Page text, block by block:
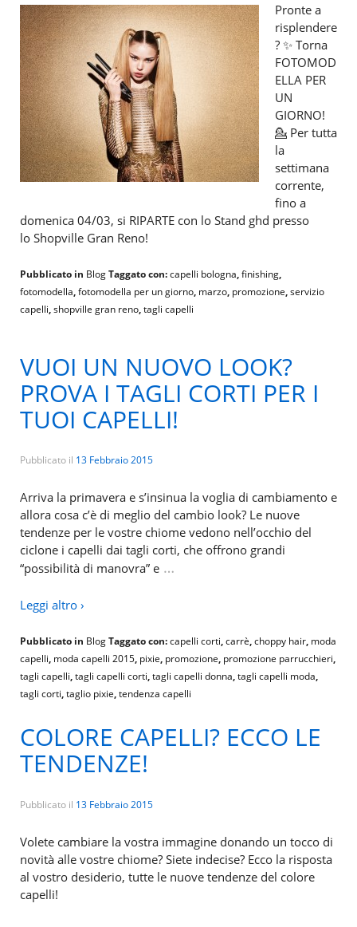
Pronte a
risplendere
? ✨ Torna
FOTOMOD
ELLA PER
UN
GIORNO!
💁 Per tutta
la
settimana
corrente,
fino a
domenica 04/03, si RIPARTE con lo Stand ghd presso
lo Shopville Gran Reno!
Pubblicato in BlogTaggato con:capelli bologna,finishing,
fotomodella,fotomodella per un giorno, marzo, promozione,servizio
capelli,shopville gran reno,tagli capelli
VUOI UN NUOVO LOOK?
PROVA I TAGLI CORTI PER I
TUOI CAPELLI!
Pubblicato il 13 Febbraio 2015
Arriva la primavera e s’insinua la voglia di cambiamento e
allora cosa c’è di meglio del cambio look? Le nuove
tendenze per le vostre chiome vedono nell’occhio del
ciclone i capelli dai tagli corti, che offrono grandi
“possibilità di manovra” e …
Leggi altro ›
Pubblicato in BlogTaggato con:capelli corti,carrè,choppy hair, moda
capelli, moda capelli 2015, pixie, promozione, promozione parrucchieri,
tagli capelli,tagli capelli corti,tagli capelli donna,tagli capelli moda,
tagli corti,taglio pixie,tendenza capelli
COLORE CAPELLI? ECCO LE
TENDENZE!
Pubblicato il 13 Febbraio 2015
Volete cambiare la vostra immagine donando un tocco di
novità alle vostre chiome? Siete indecise? Ecco la risposta
al vostro desiderio, tutte le nuove tendenze del colore
capelli!